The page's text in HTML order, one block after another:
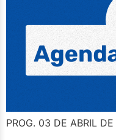
PROG. 03 DE ABRIL